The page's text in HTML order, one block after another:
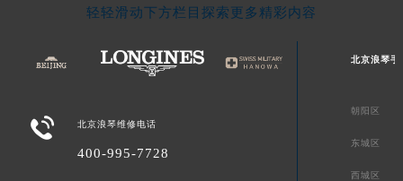
轻轻滑动下方栏目探索更多精彩内容
 北京浪琴维修电话
400-995-7728
北京浪琴手
朝阳区
东城区
西城区